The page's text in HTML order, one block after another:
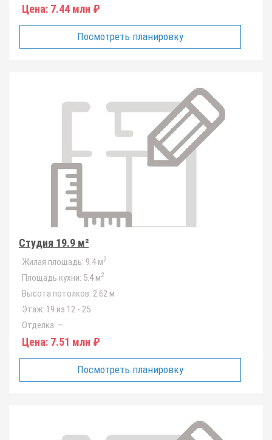
Цена: 7.44 млн ₽
Посмотреть планировку
Студия 19.9 м²
Жилая площадь: 9.4 м2
Площадь кухни: 5.4 м2
Высота потолков: 2.62 м
Этаж: 19 из 12 - 25
Отделка: —
Цена: 7.51 млн ₽
Посмотреть планировку